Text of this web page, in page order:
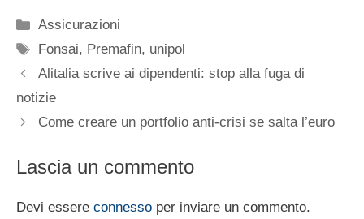
Categorie
Assicurazioni
Tag
Fonsai, Premafin, unipol
Alitalia scrive ai dipendenti: stop alla fuga di
notizie
Come creare un portfolio anti-crisi se salta l’euro
Lascia un commento
Devi essere connesso per inviare un commento.